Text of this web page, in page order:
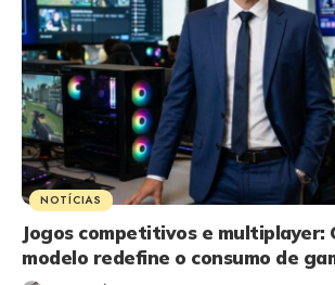
NOTÍCIAS
Jogos competitivos e multiplayer:
modelo redefine o consumo de